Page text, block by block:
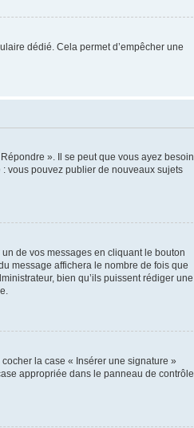
dédié. Cela permet d’empêcher une
». Il se peut que vous ayez besoin
vous pouvez publier de nouveaux sujets
de vos messages en cliquant le bouton
message affichera le nombre de fois que
bien qu’ils puissent rédiger une
la case « Insérer une signature »
appropriée dans le panneau de contrôle